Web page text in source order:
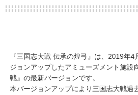
『三国志大戦 伝承の煌弓』は、2019年
ジョンアップしたアミューズメント施設
戦』の最新バージョンです。
本バージョンアップにより三国志大戦過